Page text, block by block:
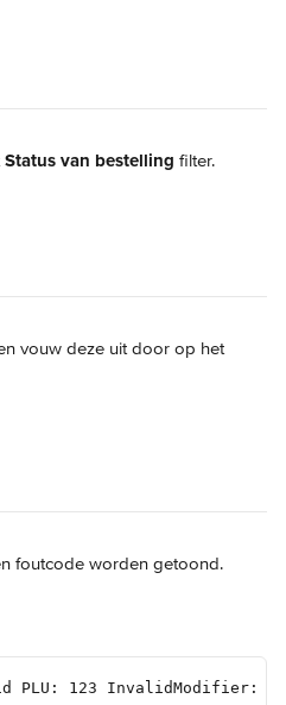
Status van bestelling filter.
vouw deze uit door op het
foutcode worden getoond.
PLU: 123 InvalidModifier: